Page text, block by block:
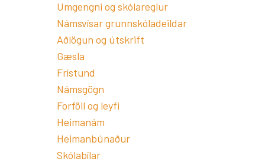
Umgengni og skólareglur
Námsvísar grunnskóladeildar
Aðlögun og útskrift
Gæsla
Frístund
Námsgögn
Forföll og leyfi
Heimanám
Heimanbúnaður
Skólabílar